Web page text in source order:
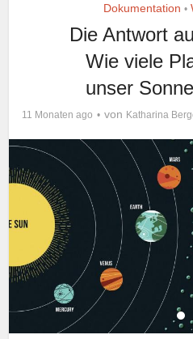
Dokumentation •
Die Antwort
Wie viele
unser
11 Monaten ago von Katharina